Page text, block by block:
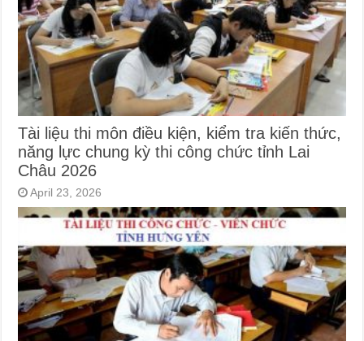
Tài liệu thi môn điều kiện, kiểm tra kiến thức,
năng lực chung kỳ thi công chức tỉnh Lai
Châu 2026
April 23, 2026